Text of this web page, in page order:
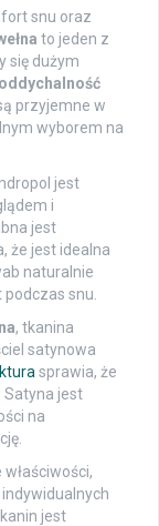
snu oraz
to jeden z
się dużym
oddychalność
przyjemne w
wyborem na
jest
i
jest
że jest idealna
naturalnie
snu.
, tkanina
satynowa
sprawia, że
Satyna jest
na
jest